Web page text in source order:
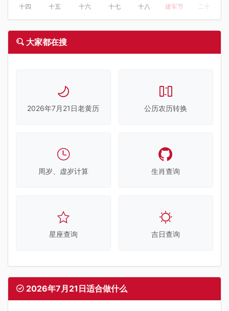
十四 十五 十六 十七 十八 建军节 二十
大家都在搜
2026年7月21日老黄历 公历农历转换
周岁、虚岁计算 生肖查询
星座查询 吉日查询
2026年7月21日适合做什么